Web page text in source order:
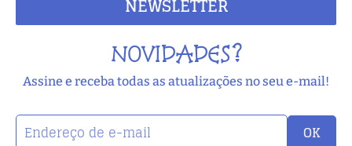
NEWSLETTER
NOVIDADES?
Assine e receba todas as atualizações no seu e-mail!
OK